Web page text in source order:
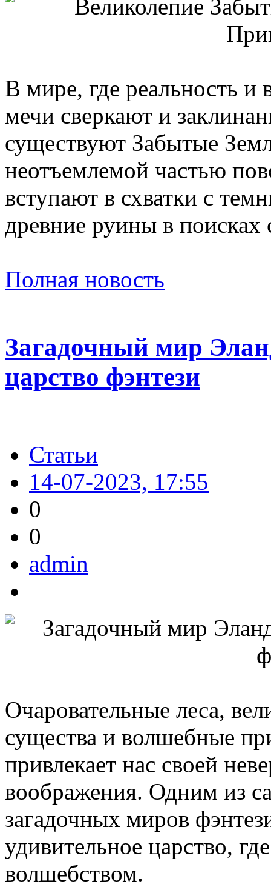
В мире, где реальность и
мечи сверкают и
существуют Забытые
неотъемлемой частью
вступают в схватки с
древние руины в
Полная новость
Загадочный мир
царство фэнтези
Статьи
14-07-2023, 17:55
0
0
admin
Очаровательные леса,
существа и волшебные
привлекает нас своей
воображения. Одним из
загадочных миров
удивительное царство,
волшебством.